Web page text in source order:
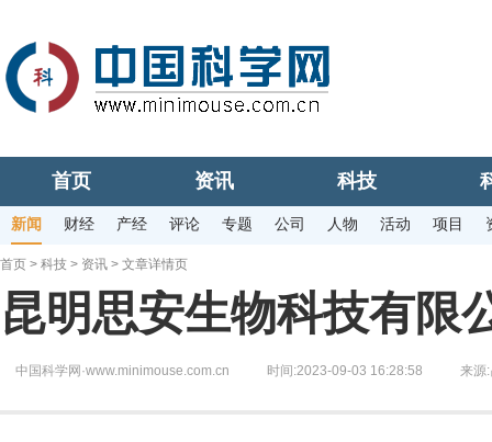
首页 资讯 科技
新闻 财经 产经 评论 专题 公司 人物 活动 项目
首页 > 科技 > 资讯 > 文章详情页
昆明思安生物科技有限
中国科学网·www.minimouse.com.cn 时间:2023-09-03 16:28:58 来源: